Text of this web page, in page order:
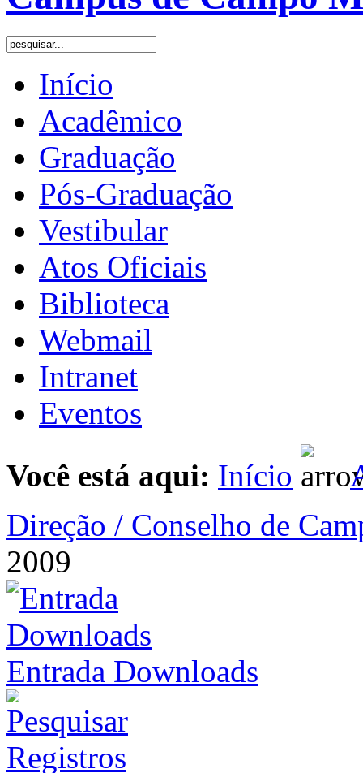
Início
Acadêmico
Graduação
Pós-Graduação
Vestibular
Atos Oficiais
Biblioteca
Webmail
Intranet
Eventos
Você está aqui: Início
Direção / Conselho de
2009
Entrada Downloads